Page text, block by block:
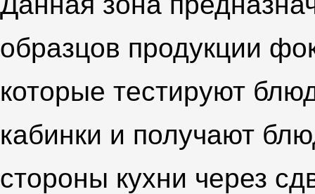
образцов продукции
которые тестируют
кабинки и получают
стороны кухни через